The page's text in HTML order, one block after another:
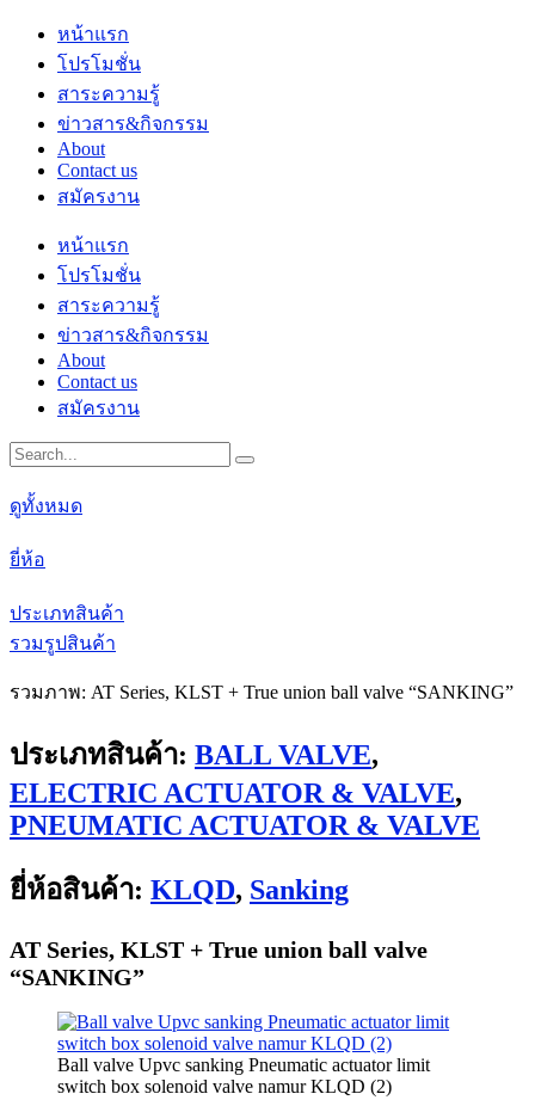
Skip
content
หน้าแรก
โปรโมชั่น
สาระความรู้
ข่าวสาร&กิจกรรม
About
Contact us
สมัครงาน
หน้าแรก
โปรโมชั่น
สาระความรู้
ข่าวสาร&กิจกรรม
About
Contact us
สมัครงาน
ดูทั้งหมด
ยี่ห้อ
ประเภทสินค้า
รวมรูปสินค้า
รวมภาพ: AT Series, KLST + True union ball valve “SANKING”
ประเภทสินค้า: BALL VALVE,
ELECTRIC ACTUATOR & VALVE,
PNEUMATIC ACTUATOR & VALVE
ยี่ห้อสินค้า: KLQD, Sanking
AT Series, KLST + True union ball valve
“SANKING”
Ball valve Upvc sanking Pneumatic actuator limit
switch box solenoid valve namur KLQD (2)